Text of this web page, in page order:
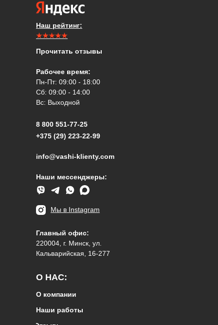
Наш рейтинг:
★★★★★
Прочитать отзывы
Мы в Instagram
8 800 551-77-25
+375 (29) 223-22-99
info@vashi-klienty.com
Рабочее время:
Пн-Пт: 09:00 - 18:00
Сб: 09:00 - 14:00
Вс: Выходной
Главный офис:
220004, г. Минск, ул.
Кальварийская, 16-277
О компании
Наши работы
О НАС:
Наши мессенджеры: